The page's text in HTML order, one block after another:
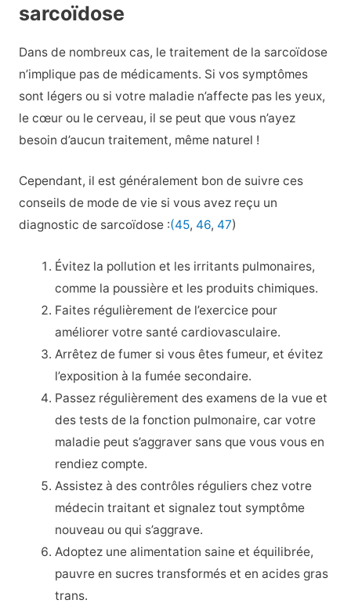
sarcoïdose
Dans de nombreux cas, le traitement de la sarcoïdose
n’implique pas de médicaments. Si vos symptômes
sont légers ou si votre maladie n’affecte pas les yeux,
le cœur ou le cerveau, il se peut que vous n’ayez
besoin d’aucun traitement, même naturel !
Cependant, il est généralement bon de suivre ces
conseils de mode de vie si vous avez reçu un
diagnostic de sarcoïdose :(45, 46, 47)
Évitez la pollution et les irritants pulmonaires,
comme la poussière et les produits chimiques.
Faites régulièrement de l’exercice pour
améliorer votre santé cardiovasculaire.
Arrêtez de fumer si vous êtes fumeur, et évitez
l’exposition à la fumée secondaire.
Passez régulièrement des examens de la vue et
des tests de la fonction pulmonaire, car votre
maladie peut s’aggraver sans que vous vous en
rendiez compte.
Assistez à des contrôles réguliers chez votre
médecin traitant et signalez tout symptôme
nouveau ou qui s’aggrave.
Adoptez une alimentation saine et équilibrée,
pauvre en sucres transformés et en acides gras
trans.